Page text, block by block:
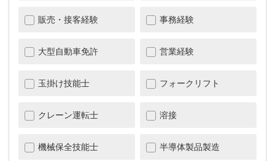
販売・接客経験 事務経験
大型自動車免許 営業経験
玉掛け技能士 フォークリフト
クレーン運転士 溶接
機械保全技能士 半導体製品製造